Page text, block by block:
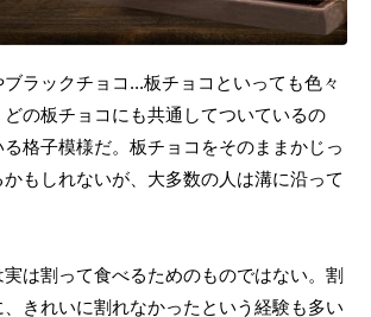
ラックチョコ...板チョコといっても色々
の板チョコにも共通してついているの
格子模様だ。板チョコをそのままかじっ
もしれないが、大多数の人は溝に沿って
は割って食べるためのものではない。割
きれいに割れなかったという経験も多い